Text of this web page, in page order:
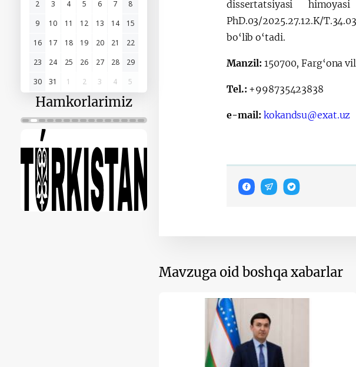
2
3 4 5 6 7
8
9
10 11 12 13 14
15
16
17 18 19 20 21
22
23
24 25 26 27 28
29
30
31 1 2 3 4 5
Hamkorlarimiz
dissertatsiyasi
PhD.03/2025.27.12.K/
bo‘lib o‘tadi.
Manzil:150700, Farg‘ona
Tel.: +998735423838
e-mail:kokandsu@exat.uz
Mavzuga oid boshqa xabarlar